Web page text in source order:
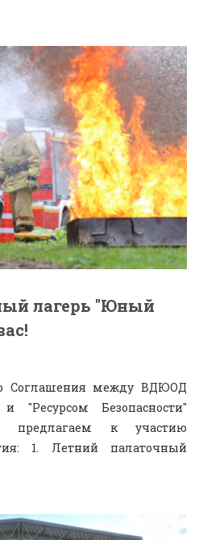
лагерь "Юный
Соглашения между ВДЮОД
"Ресурсом Безопасности"
предлагаем к участию
1. Летний палаточный